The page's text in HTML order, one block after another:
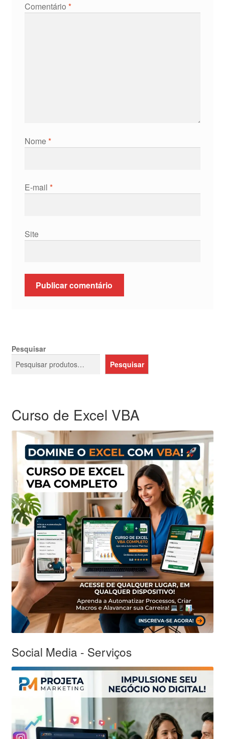
Comentário *
Nome*
E-mail *
Site
Pesquisar
Pesquisar
Curso de Excel VBA
Social Media - Serviços